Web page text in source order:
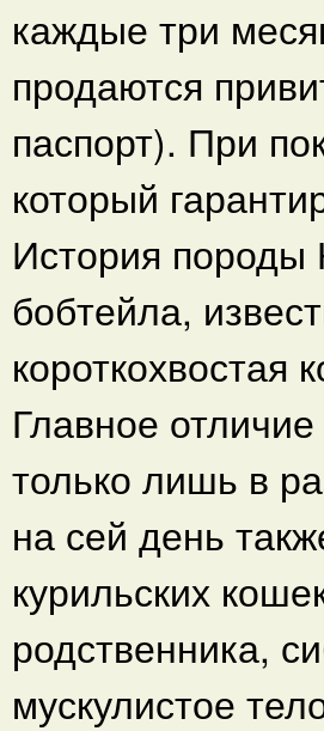
каждые три
продаются
паспорт). При
который
История породы
бобтейла,
короткохвостая
Главное
только лишь в
на сей день
курильских
родственника,
мускулистое